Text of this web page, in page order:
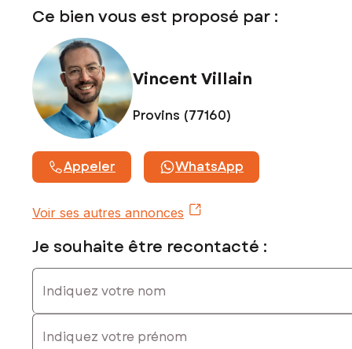
Contactez votre conseiller SAFTI : Vincent VILLAIN, Tél. : 07
84 96 08 12, E-mail : vincent.villain@safti.fr - EI - Agent
commercial immatriculé au RSAC de MELUN sous le numéro
842 275 463
Ce bien vous est proposé par :
Vincent Villain
Provins (77160)
Appeler WhatsApp
Voir ses autres annonces
Je souhaite être recontacté :
Indiquez votre nom
Indiquez votre prénom